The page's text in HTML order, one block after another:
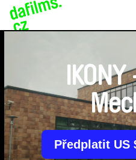
Předplatit US